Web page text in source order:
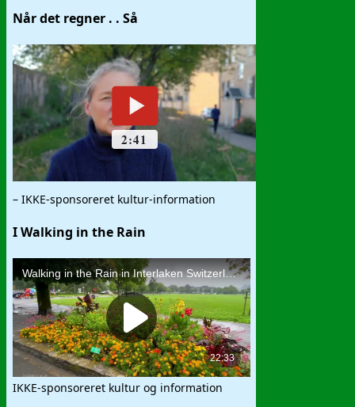
Når det regner . . Så
– IKKE-sponsoreret kultur-information
I Walking in the Rain
IKKE-sponsoreret kultur og information